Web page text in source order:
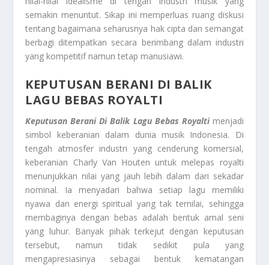
semakin menuntut. Sikap ini memperluas ruang diskusi
tentang bagaimana seharusnya hak cipta dan semangat
berbagi ditempatkan secara berimbang dalam industri
yang kompetitif namun tetap manusiawi.
KEPUTUSAN BERANI DI BALIK
LAGU BEBAS ROYALTI
Keputusan Berani Di Balik Lagu Bebas Royaltimenjadi
simbol keberanian dalam dunia musik Indonesia. Di
tengah atmosfer industri yang cenderung komersial,
keberanian Charly Van Houten untuk melepas royalti
menunjukkan nilai yang jauh lebih dalam dari sekadar
nominal. Ia menyadari bahwa setiap lagu memiliki
nyawa dan energi spiritual yang tak ternilai, sehingga
membaginya dengan bebas adalah bentuk amal seni
yang luhur. Banyak pihak terkejut dengan keputusan
tersebut, namun tidak sedikit pula yang
mengapresiasinya sebagai bentuk kematangan